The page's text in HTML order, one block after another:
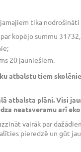
tika
kopējo summu
izglītojamie;
20 jauniešiem.
atbalstu tiem
atbalsta plāni. Visi
neatsveramu arī
vairāk par
pieredzē un gūt